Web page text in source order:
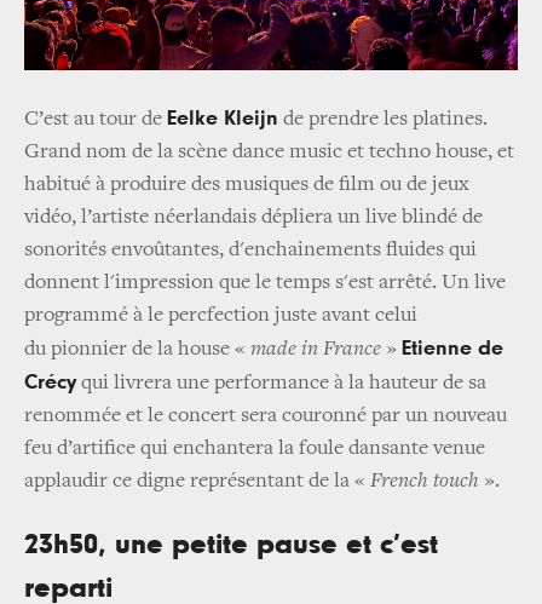
C’est au tour de Eelke Kleijn de prendre les platines.
Grand nom de la scène dance music et techno house, et
habitué à produire des musiques de film ou de jeux
vidéo, l’artiste néerlandais dépliera un live blindé de
sonorités envoûtantes, d'enchainements fluides qui
donnent l'impression que le temps s'est arrêté. Un live
programmé à le percfection juste avant celui
du pionnier de la house « made in France » Etienne de
Crécyqui livrera une performance à la hauteur de sa
renommée et le concert sera couronné par un nouveau
feu d’artifice qui enchantera la foule dansante venue
applaudir ce digne représentant de la « French touch ».
23h50, une petite pause et c’est
reparti